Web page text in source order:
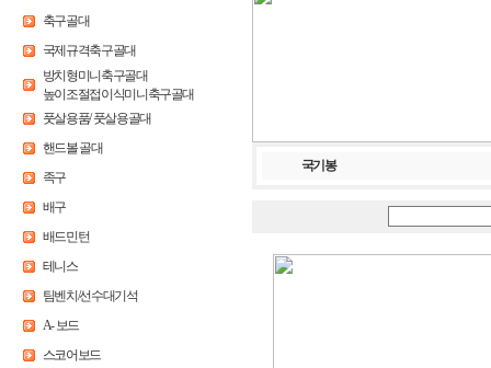
축구골대
국제규격축구골대
방치형미니축구골대
높이조절접이식미니축구골대
풋살용품/ 풋살용골대
핸드볼 골대
족구
배구
배드민턴
테니스
팀벤치/선수대기석
A- 보드
스코어보드
국기봉